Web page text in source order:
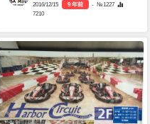
2016/12/15 9 年前
- №1227
7210